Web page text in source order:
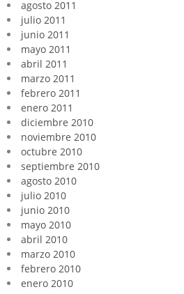
agosto 2011
julio 2011
junio 2011
mayo 2011
abril 2011
marzo 2011
febrero 2011
enero 2011
diciembre 2010
noviembre 2010
octubre 2010
septiembre 2010
agosto 2010
julio 2010
junio 2010
mayo 2010
abril 2010
marzo 2010
febrero 2010
enero 2010